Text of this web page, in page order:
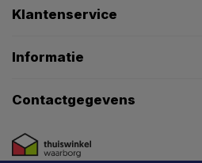
Klantenservice
Informatie
Contactgegevens